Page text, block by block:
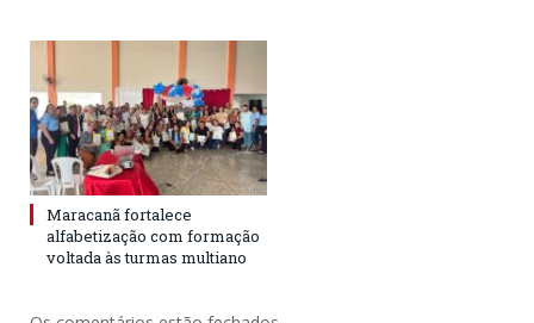
Maracanã fortalece
alfabetização com formação
voltada às turmas multiano